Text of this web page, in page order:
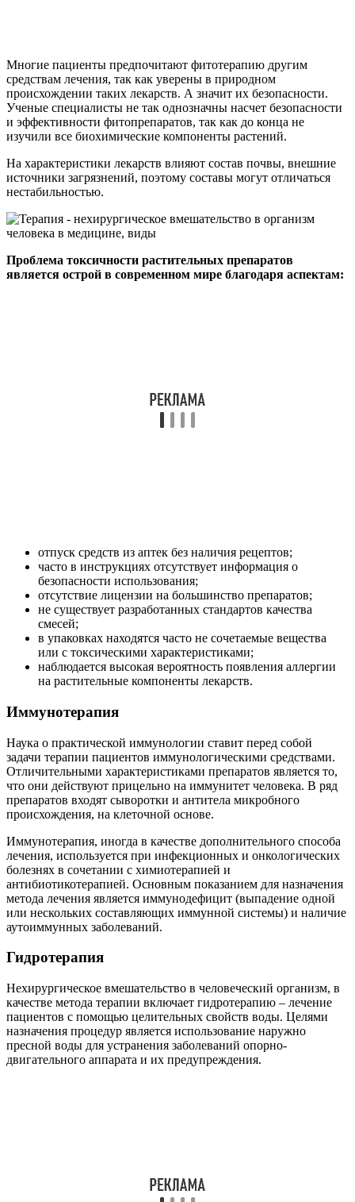
Многие пациенты предпочитают фитотерапию другим
средствам лечения, так как уверены в природном
происхождении таких лекарств. А значит их безопасности.
Ученые специалисты не так однозначны насчет безопасности
и эффективности фитопрепаратов, так как до конца не
изучили все биохимические компоненты растений.
На характеристики лекарств влияют состав почвы, внешние
источники загрязнений, поэтому составы могут отличаться
нестабильностью.
Проблема токсичности растительных препаратов
является острой в современном мире благодаря аспектам:
отпуск средств из аптек без наличия рецептов;
часто в инструкциях отсутствует информация о
безопасности использования;
отсутствие лицензии на большинство препаратов;
не существует разработанных стандартов качества
смесей;
в упаковках находятся часто не сочетаемые вещества
или с токсическими характеристиками;
наблюдается высокая вероятность появления аллергии
на растительные компоненты лекарств.
Иммунотерапия
Наука о практической иммунологии ставит перед собой
задачи терапии пациентов иммунологическими средствами.
Отличительными характеристиками препаратов является то,
что они действуют прицельно на иммунитет человека. В ряд
препаратов входят сыворотки и антитела микробного
происхождения, на клеточной основе.
Иммунотерапия, иногда в качестве дополнительного способа
лечения, используется при инфекционных и онкологических
болезнях в сочетании с химиотерапией и
антибиотикотерапией. Основным показанием для назначения
метода лечения является иммунодефицит (выпадение одной
или нескольких составляющих иммунной системы) и наличие
аутоиммунных заболеваний.
Гидротерапия
Нехирургическое вмешательство в человеческий организм, в
качестве метода терапии включает гидротерапию – лечение
пациентов с помощью целительных свойств воды. Целями
назначения процедур является использование наружно
пресной воды для устранения заболеваний опорно-
двигательного аппарата и их предупреждения.